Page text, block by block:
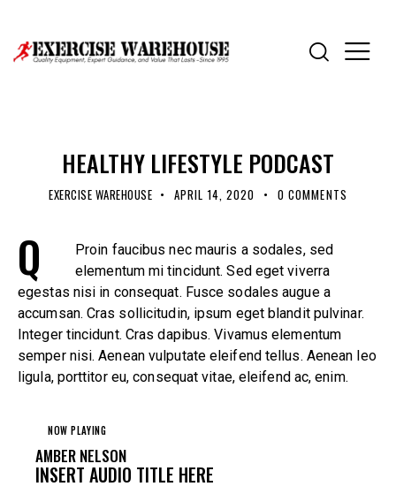
HEALTHY LIFESTYLE PODCAST
EXERCISE WAREHOUSE APRIL 14, 2020 0 COMMENTS
Q
Proin faucibus nec mauris a sodales, sed
elementum mi tincidunt. Sed eget viverra
egestas nisi in consequat. Fusce sodales augue a
accumsan. Cras sollicitudin, ipsum eget blandit pulvinar.
Integer tincidunt. Cras dapibus. Vivamus elementum
semper nisi. Aenean vulputate eleifend tellus. Aenean leo
ligula, porttitor eu, consequat vitae, eleifend ac, enim.
NOW PLAYING
AMBER NELSON
INSERT AUDIO TITLE HERE